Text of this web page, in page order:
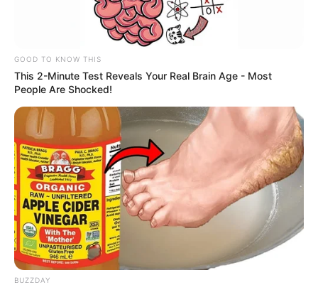
GOOD TO KNOW THIS
This 2-Minute Test Reveals Your Real Brain Age - Most
People Are Shocked!
BUZZDAY